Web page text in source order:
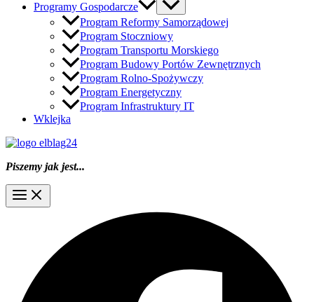
Programy Gospodarcze
Program Reformy Samorządowej
Program Stoczniowy
Program Transportu Morskiego
Program Budowy Portów Zewnętrznych
Program Rolno-Spożywczy
Program Energetyczny
Program Infrastruktury IT
Wklejka
Piszemy jak jest...